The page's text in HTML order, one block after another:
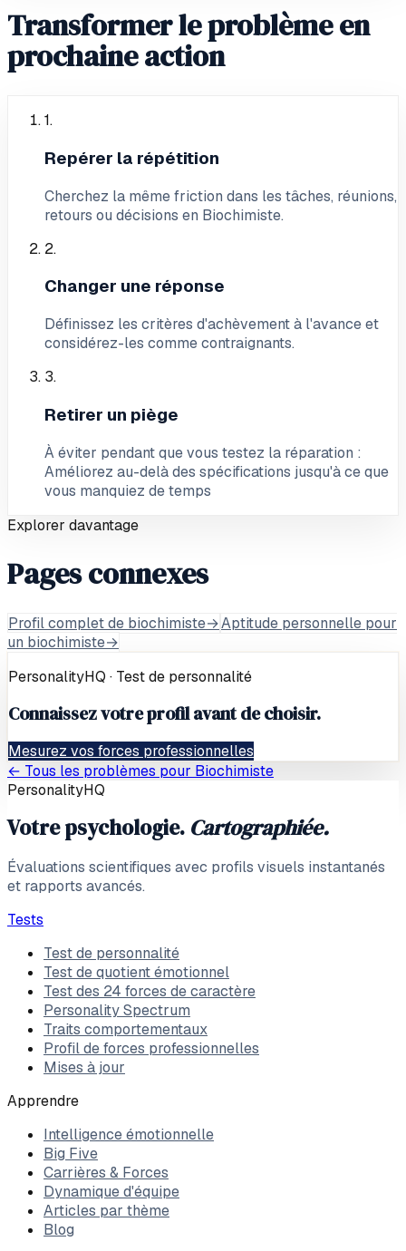
Transformer le problème en
prochaine action
1.
Repérer la répétition
Cherchez la même friction dans les tâches, réunions,
retours ou décisions en Biochimiste.
2.
Changer une réponse
Définissez les critères d'achèvement à l'avance et
considérez-les comme contraignants.
3.
Retirer un piège
À éviter pendant que vous testez la réparation :
Améliorez au-delà des spécifications jusqu'à ce que
vous manquiez de temps
Explorer davantage
Pages connexes
Profil complet de biochimiste→Aptitude personnelle pour
un biochimiste→
PersonalityHQ · Test de personnalité
Connaissez votre profil avant de choisir.
Mesurez vos forces professionnelles
← Tous les problèmes pour Biochimiste
PersonalityHQ
Votre psychologie. Cartographiée.
Évaluations scientifiques avec profils visuels instantanés
et rapports avancés.
Tests
Test de personnalité
Test de quotient émotionnel
Test des 24 forces de caractère
Personality Spectrum
Traits comportementaux
Profil de forces professionnelles
Mises à jour
Apprendre
Intelligence émotionnelle
Big Five
Carrières & Forces
Dynamique d'équipe
Articles par thème
Blog